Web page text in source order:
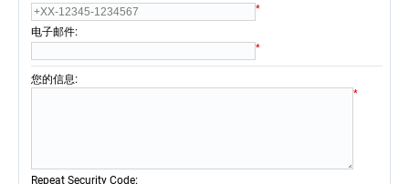
*
电子邮件:
*
您的信息:
*
Repeat Security Code: